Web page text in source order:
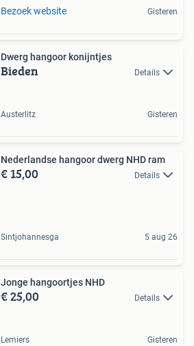
Bezoek website Gisteren
Dwerg hangoor konijntjes
Bieden Details
Austerlitz Gisteren
Nederlandse hangoor dwerg NHD ram
€ 15,00 Details
Sintjohannesga 5 aug 26
Jonge hangoortjes NHD
€ 25,00 Details
Lemiers Gisteren